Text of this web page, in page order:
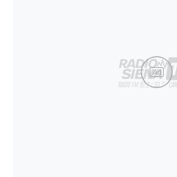
Ad